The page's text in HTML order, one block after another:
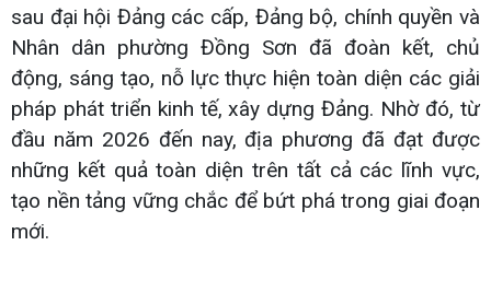
sau đại hội Đảng các cấp, Đảng bộ, chính quyền và
Nhân dân phường Đồng Sơn đã đoàn kết, chủ
động, sáng tạo, nỗ lực thực hiện toàn diện các giải
pháp phát triển kinh tế, xây dựng Đảng. Nhờ đó, từ
đầu năm 2026 đến nay, địa phương đã đạt được
những kết quả toàn diện trên tất cả các lĩnh vực,
tạo nền tảng vững chắc để bứt phá trong giai đoạn
mới.